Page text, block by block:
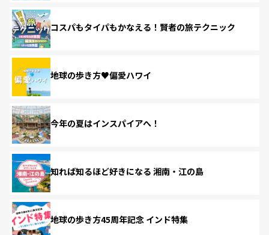
コスパもタイパもかなえる！賢者の旅テクニック
地球の歩き方♥偏愛ハワイ
今年の夏はインスパイアへ！
知れば知るほど好きになる 湘南・江の島
地球の歩き方45周年記念 インド特集